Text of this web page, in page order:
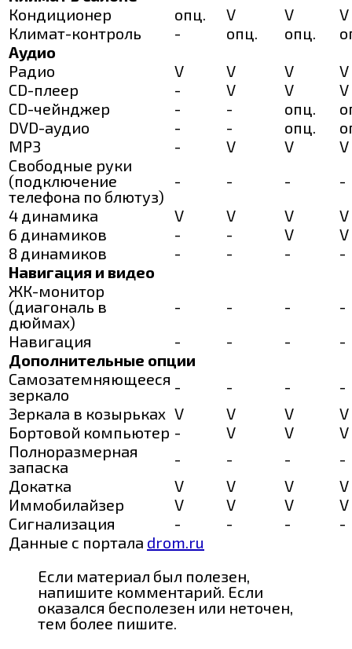
Кондиционер
опц. V V
V
Климат-контроль
- опц. опц.
Аудио
Радио
V V V
V
CD-плеер
- V V
V
CD-чейнджер
- - опц.
DVD-аудио
- - опц.
MP3
- V V
V
Свободные руки
(подключение
телефона по блютуз)
- - -
-
4 динамика
V V V
V
6 динамиков
- - V
V
8 динамиков
- - -
-
Навигация и видео
ЖК-монитор
(диагональ в
дюймах)
- - -
-
Навигация
- - -
-
Дополнительные опции
Самозатемняющееся
зеркало
- - -
-
Зеркала в козырьках V V V
V
Бортовой компьютер - V V
V
Полноразмерная
запаска
- - -
-
Докатка
V V V
V
Иммобилайзер
V V V
V
Сигнализация
- - -
-
Данные с портала drom.ru
Если материал был полезен,
напишите комментарий. Если
оказался бесполезен или неточен,
тем более пишите.